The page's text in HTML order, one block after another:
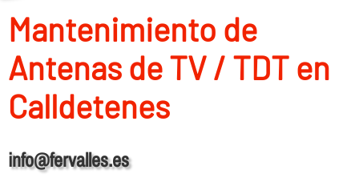
Mantenimiento de
Antenas de TV / TDT en
Calldetenes
info@fervalles.es